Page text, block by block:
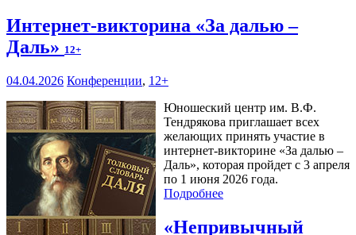
Интернет-викторина «За далью –
Даль» 12+
04.04.2026 Конференции, 12+
Юношеский центр им. В.Ф.
Тендрякова приглашает всех
желающих принять участие в
интернет-викторине «За далью –
Даль», которая пройдет с 3 апреля
по 1 июня 2026 года.
Подробнее
«Непривычный